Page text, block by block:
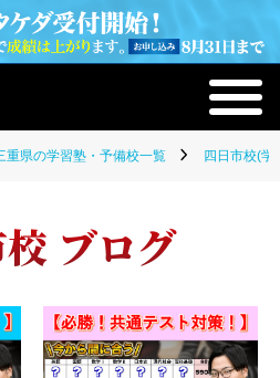
重県の学習塾・予備校一覧 四日市校(学
ブログ